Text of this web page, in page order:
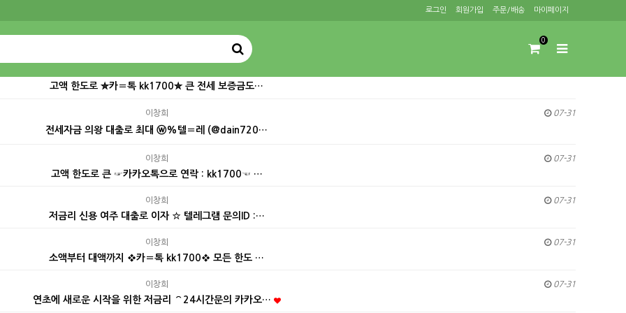
로그인 회원가입 주문/배송 마이페이지
0
고액 한도로 ✮카〓톡 kk1700✮ 큰 전세 보증금도…
이창희 07-31
전세자금 의왕 대출로 최대 ⓦ%텔〓레 (@dain720…
이창희 07-31
고액 한도로 큰 ☞카카오톡으로 연락 : kk1700☜ …
이창희 07-31
저금리 신용 여주 대출로 이자 ☆ 텔레그램 문의ID :…
이창희 07-31
소액부터 대액까지 ❖카〓톡 kk1700❖ 모든 한도 …
이창희 07-31
연초에 새로운 시작을 위한 저금리 ⌒24시간문의 카카오…